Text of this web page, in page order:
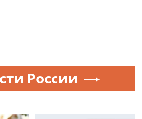
России